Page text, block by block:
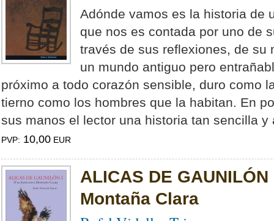
Adónde vamos es la historia de
que nos es contada por uno de
través de sus reflexiones, de su
un mundo antiguo pero
próximo a todo corazón sensible, duro como
tierno como los hombres que la habitan. En
sus manos el lector una historia tan sencilla y
PVP: 10,00 EUR
ALICAS DE
Montaña Clara